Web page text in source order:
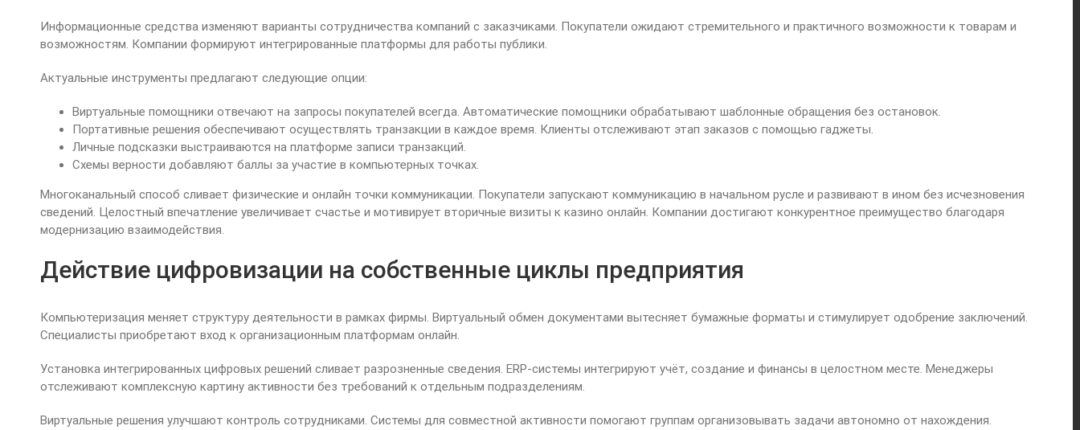
Информационные средства изменяют варианты сотрудничества компаний с заказчиками. Покупатели ожидают стремительного и практичного возможности к товарам и
возможностям. Компании формируют интегрированные платформы для работы публики.
Актуальные инструменты предлагают следующие опции:
Виртуальные помощники отвечают на запросы покупателей всегда. Автоматические помощники обрабатывают шаблонные обращения без остановок.
Портативные решения обеспечивают осуществлять транзакции в каждое время. Клиенты отслеживают этап заказов с помощью гаджеты.
Личные подсказки выстраиваются на платформе записи транзакций.
Схемы верности добавляют баллы за участие в компьютерных точках.
Многоканальный способ сливает физические и онлайн точки коммуникации. Покупатели запускают коммуникацию в начальном русле и развивают в ином без исчезновения
сведений. Целостный впечатление увеличивает счастье и мотивирует вторичные визиты к казино онлайн. Компании достигают конкурентное преимущество благодаря
модернизацию взаимодействия.
Действие цифровизации на собственные циклы предприятия
Компьютеризация меняет структуру деятельности в рамках фирмы. Виртуальный обмен документами вытесняет бумажные форматы и стимулирует одобрение заключений.
Специалисты приобретают вход к организационным платформам онлайн.
Установка интегрированных цифровых решений сливает разрозненные сведения. ERP-системы интегрируют учёт, создание и финансы в целостном месте. Менеджеры
отслеживают комплексную картину активности без требований к отдельным подразделениям.
Виртуальные решения улучшают контроль сотрудниками. Системы для совместной активности помогают группам организовывать задачи автономно от нахождения.